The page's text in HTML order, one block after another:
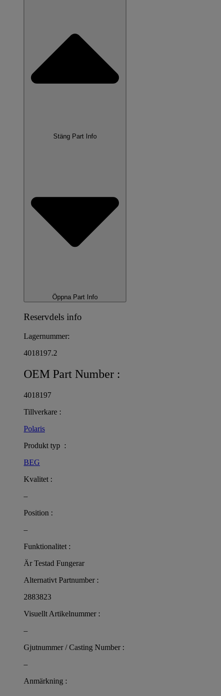
Stäng Part Info
Öppna Part Info
Reservdels info
Lagernummer:
4018197.2
OEM Part Number :
4018197
Tillverkare :
Polaris
Produkt typ :
BEG
Kvalitet :
–
Position :
–
Funktionalitet :
Är Testad Fungerar
Alternativt Partnumber :
2883823
Visuellt Artikelnummer :
–
Gjutnummer / Casting Number :
–
Anmärkning :